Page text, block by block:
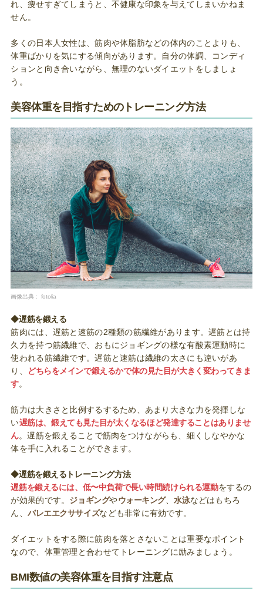
れ、痩せすぎてしまうと、不健康な印象を与えてしまいかねま
せん。
多くの日本人女性は、筋肉や体脂肪などの体内のことよりも、
体重ばかりを気にする傾向があります。自分の体調、コンディ
ションと向き合いながら、無理のないダイエットをしましょ
う。
美容体重を目指すためのトレーニング方法
画像出典： fotolia
◆遅筋を鍛える
筋肉には、遅筋と速筋の2種類の筋繊維があります。遅筋とは持
久力を持つ筋繊維で、おもにジョギングの様な有酸素運動時に
使われる筋繊維です。遅筋と速筋は繊維の太さにも違いがあ
り、
どちらをメインで鍛えるかで体の見た目が大きく変わってきま
す。
筋力は大きさと比例するするため、あまり大きな力を発揮しな
い遅筋は、鍛えても見た目が太くなるほど発達することはありませ
ん。遅筋を鍛えることで筋肉をつけながらも、細くしなやかな
体を手に入れることができます。
◆遅筋を鍛えるトレーニング方法
遅筋を鍛えるには、低〜中負荷で長い時間続けられる運動をするの
が効果的です。 ジョギングやウォーキング、水泳などはもちろ
ん、 バレエエクササイズなども非常に有効です。
ダイエットをする際に筋肉を落とさないことは重要なポイント
なので、体重管理と合わせてトレーニングに励みましょう。
BMI数値の美容体重を目指す注意点